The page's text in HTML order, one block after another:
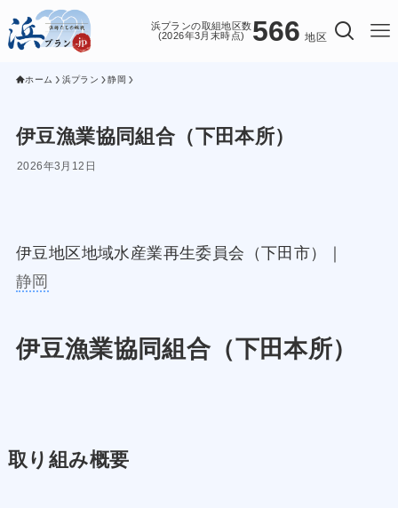
浜プランの取組地区数
(2026年3月末時点)
566 地区
ホーム 浜プラン 静岡
伊豆漁業協同組合（下田本所）
2026年3月12日
伊豆地区地域水産業再生委員会（下田市）｜
静岡
伊豆漁業協同組合（下田本所）
取り組み概要